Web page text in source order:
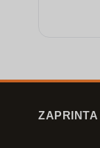
ZAPRINTA